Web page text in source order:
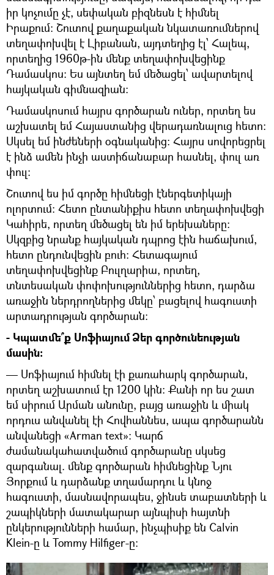
իր կոչումը չէ, սեփական բիզնեսն է հիմնել
Իրաքում: Շուտով քաղաքական նկատառումներով
տեղափոխվել է Լիբանան, այդտեղից էլ՝ Հալեպ,
որտեղից 1960թ-ին մենք տեղափոխվեցինք
Դամասկոս: Ես այնտեղ եմ մեծացել՝ ավարտելով
հայկական գիմնազիան:
Դամասկոսում հայրս գործարան ուներ, որտեղ ես
աշխատել եմ Հայաստանից վերադառնալուց հետո:
Սկսել եմ ինժեների օգնականից: Հայրս սովորեցրել
է ինձ ամեն ինչի աստիճանաբար հասնել, փուլ առ
փուլ:
Շուտով ես իմ գործը հիմնեցի էներգետիկայի
ոլորտում: Հետո ընտանիքիս հետո տեղափոխվեցի
Կահիրե, որտեղ մեծացել են իմ երեխաները:
Սկզբից նրանք հայկական դպրոց էին հաճախում,
հետո ընդունվեցին բուհ: Հետագայում
տեղափոխվեցինք Բուլղարիա, որտեղ,
տնտեսական փոփոխություններից հետո, դարձա
առաջին ներդրողներից մեկը՝ բացելով հագուստի
արտադրության գործարան:
- Կպատմե՞ք Սոֆիայում Ձեր գործունեության
մասին:
— Սոֆիայում հիմնել էի քառահարկ գործարան,
որտեղ աշխատում էր 1200 կին: Քանի որ ես շատ
եմ սիրում Արման անունը, բայց առաջին և միակ
որդուս անվանել էի Հովհաննես, ապա գործարանն
անվանեցի «Arman text»: Կարճ
ժամանակահատվածում գործարանը սկսեց
զարգանալ. մենք գործարան հիմնեցինք Նյու
Յորքում և դարձանք տղամարդու և կնոջ
հագուստի, մասնավորապես, ջինսե տաբատների և
շապիկների մատակարար այնպիսի հայտնի
ընկերությունների համար, ինչպիսիք են Calvin
Klein-ը և Tommy Hilfiger-ը: